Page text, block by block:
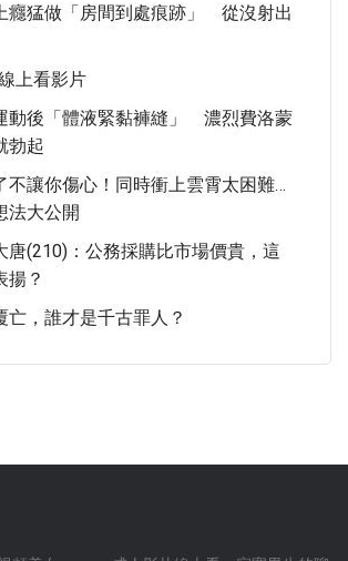
癮猛做「房間到處痕跡」 從沒射出
上看影片
動後「體液緊黏褲縫」 濃烈費洛蒙
勃起
不讓你傷心！同時衝上雲霄太困難…
法大公開
唐(210)：公務採購比市場價貴，這
揚？
亡，誰才是千古罪人？